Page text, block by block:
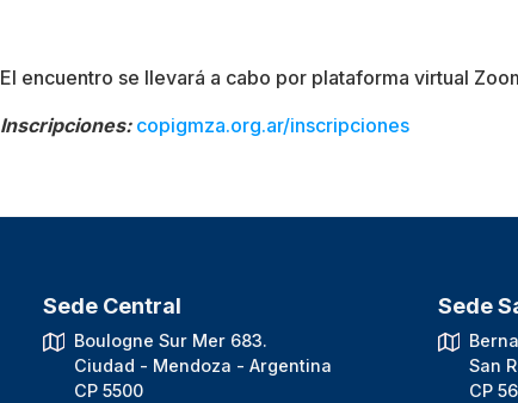
El encuentro se llevará a cabo por plataforma virtual
Inscripciones: copigmza.org.ar/inscripciones
Sede Central
Boulogne Sur Mer 683.
Ciudad - Mendoza - Argentina
CP 5500
Sede
San
CP